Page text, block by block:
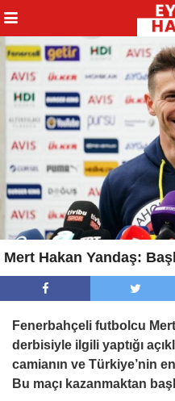
Mert Hakan Yandaş:
Fenerbahçeli futbolcu
derbisiyle ilgili yaptığı
camianın ve Türkiye’nin
Bu maçı kazanmaktan